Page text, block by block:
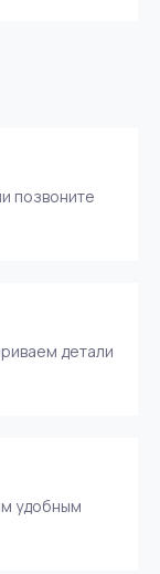
позвоните
детали
удобным